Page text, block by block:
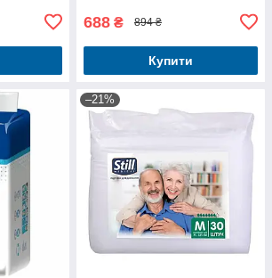
688 ₴ 894 ₴
Купити
–21%